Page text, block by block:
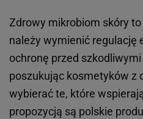
Zdrowy mikrobiom skóry
należy wymienić regulację
ochronę przed
poszukując kosmetyków z
wybierać te, które
propozycją są polskie